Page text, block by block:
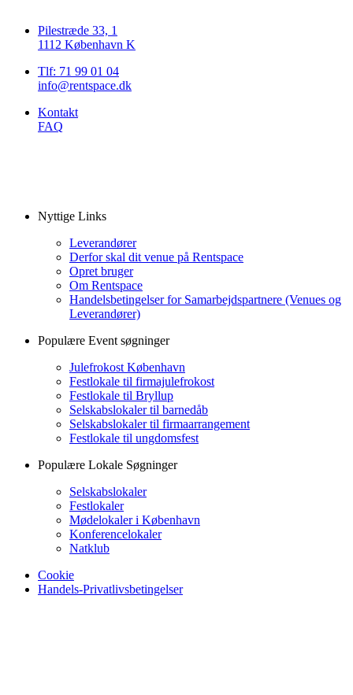
Pilestræde 33, 1
1112 København K
Tlf: 71 99 01 04
info@rentspace.dk
Kontakt
FAQ
Nyttige Links
Leverandører
Derfor skal dit venue på Rentspace
Opret bruger
Om Rentspace
Handelsbetingelser for Samarbejdspartnere (Venues og
Leverandører)
Populære Event søgninger
Julefrokost København
Festlokale til firmajulefrokost
Festlokale til Bryllup
Selskabslokaler til barnedåb
Selskabslokaler til firmaarrangement
Festlokale til ungdomsfest
Populære Lokale Søgninger
Selskabslokaler
Festlokaler
Mødelokaler i København
Konferencelokaler
Natklub
Cookie
Handels-Privatlivsbetingelser